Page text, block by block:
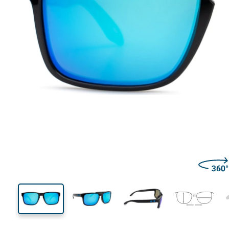
Širina
41 mm
Visina leće Širina leće
Širina